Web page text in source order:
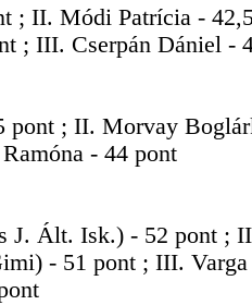
; II. Módi Patrícia -
; III. Cserpán Dániel -
pont ; II. Morvay
- 44 pont
J. Ált. Isk.) - 52 pont ;
- 51 pont ; III.